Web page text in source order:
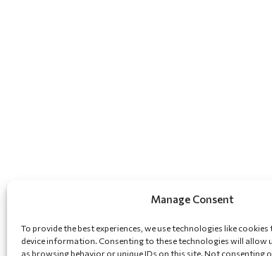
Manage Consent
To provide the best experiences, we use technologies like
device information. Consenting to these technologies will allow
as browsing behavior or unique IDs on this site. Not consenting